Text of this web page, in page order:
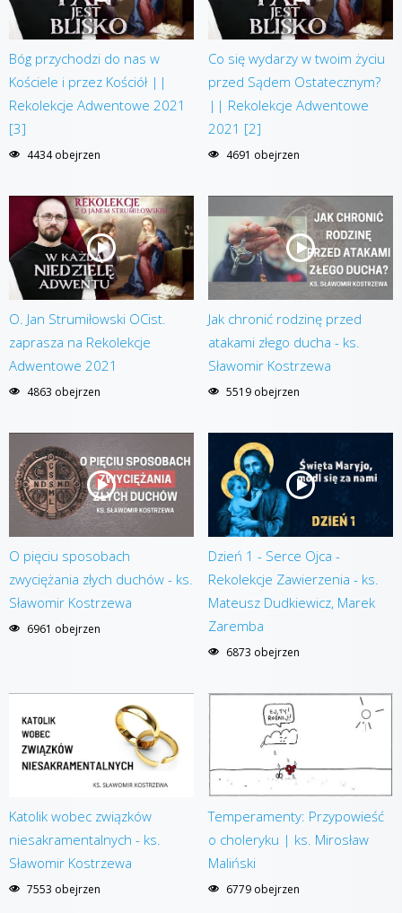
Bóg przychodzi do nas w
Kościele i przez Kościół ||
Rekolekcje Adwentowe 2021
[3]
4434 obejrzen
Co się wydarzy w twoim życiu
przed Sądem Ostatecznym?
|| Rekolekcje Adwentowe
2021 [2]
4691 obejrzen
O. Jan Strumiłowski OCist.
zaprasza na Rekolekcje
Adwentowe 2021
4863 obejrzen
Jak chronić rodzinę przed
atakami złego ducha - ks.
Sławomir Kostrzewa
5519 obejrzen
O pięciu sposobach
zwyciężania złych duchów - ks.
Sławomir Kostrzewa
6961 obejrzen
Dzień 1 - Serce Ojca -
Rekolekcje Zawierzenia - ks.
Mateusz Dudkiewicz, Marek
Zaremba
6873 obejrzen
Katolik wobec związków
niesakramentalnych - ks.
Sławomir Kostrzewa
7553 obejrzen
Temperamenty: Przypowieść
o choleryku | ks. Mirosław
Maliński
6779 obejrzen